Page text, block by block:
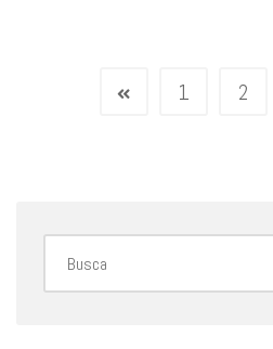
1 2